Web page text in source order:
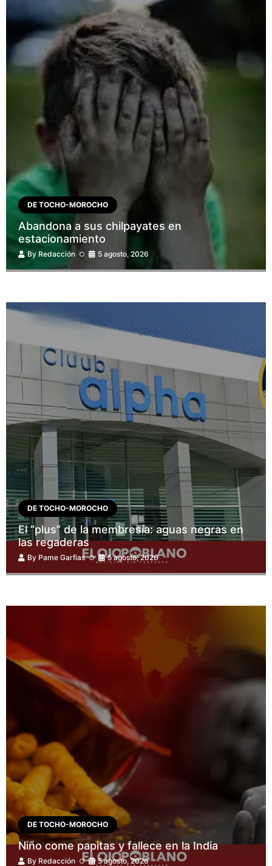
DE TOCHO-MOROCHO
Abandona a sus chilpayates en
estacionamiento
By Redacción 5 agosto, 2026
DE TOCHO-MOROCHO
El “plus” de la membresía: aguas negras en
las regaderas
By Pame Garfias 5 agosto, 2026
DE TOCHO-MOROCHO
Niño come papitas y fallece en la India
By Redacción 5 agosto, 2026